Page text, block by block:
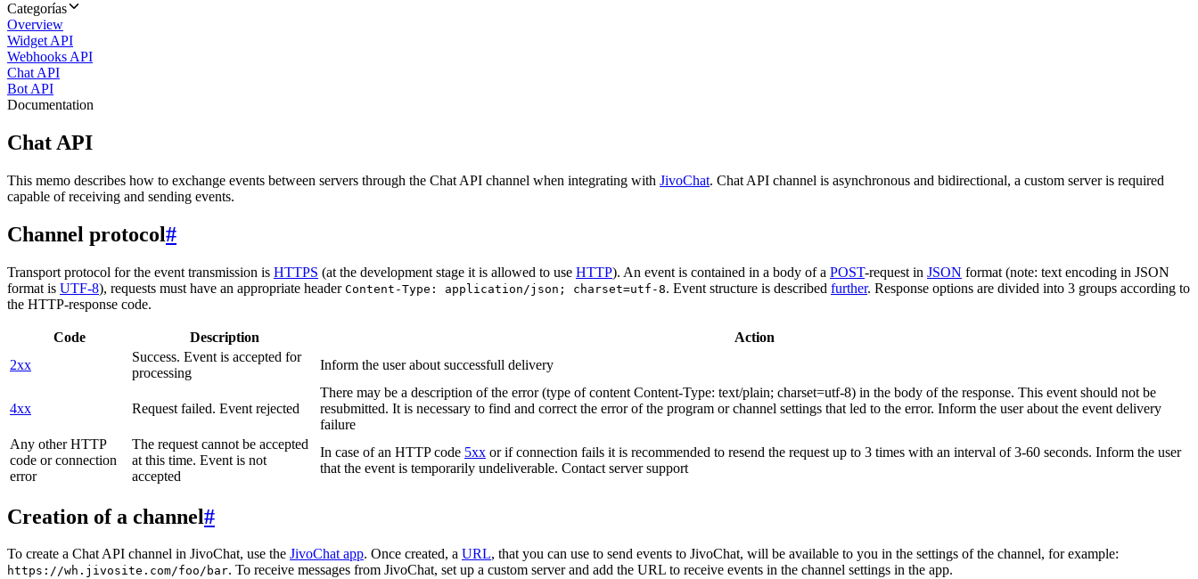
Categorías
Overview
Widget API
Webhooks API
Chat API
Bot API
Documentation
Chat API
This memo describes how to exchange events between servers through the Chat API channel when integrating with JivoChat. Chat API channel is asynchronous and bidirectional, a custom server is required
capable of receiving and sending events.
Channel protocol#
Transport protocol for the event transmission is HTTPS (at the development stage it is allowed to use HTTP). An event is contained in a body of a POST-request in JSON format (note: text encoding in JSON
format is UTF-8), requests must have an appropriate header Content-Type: application/json; charset=utf-8. Event structure is described further. Response options are divided into 3 groups according to
the HTTP-response code.
Code Description
Action
2xx
Success. Event is accepted for
processing
Inform the user about successfull delivery
4xx Request failed. Event rejected
There may be a description of the error (type of content Content-Type: text/plain; charset=utf-8) in the body of the response. This event should not be
resubmitted. It is necessary to find and correct the error of the program or channel settings that led to the error. Inform the user about the event delivery
failure
Any other HTTP
code or connection
error
The request cannot be accepted
at this time. Event is not
accepted
In case of an HTTP code 5xx or if connection fails it is recommended to resend the request up to 3 times with an interval of 3-60 seconds. Inform the user
that the event is temporarily undeliverable. Contact server support
Creation of a channel#
To create a Chat API channel in JivoChat, use the JivoChat app. Once created, a URL, that you can use to send events to JivoChat, will be available to you in the settings of the channel, for example:
https://wh.jivosite.com/foo/bar. To receive messages from JivoChat, set up a custom server and add the URL to receive events in the channel settings in the app.